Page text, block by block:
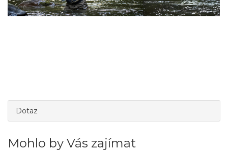
Dotaz
Mohlo by Vás zajímat